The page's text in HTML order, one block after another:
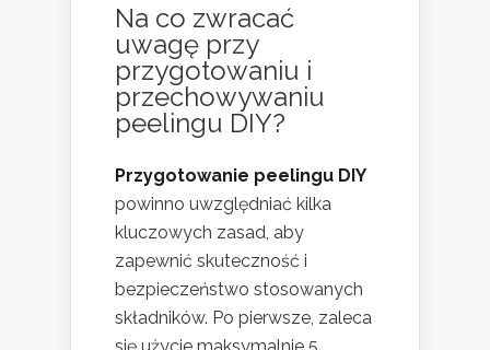
Na co zwracać
uwagę przy
przygotowaniu i
przechowywaniu
peelingu DIY?
Przygotowanie peelingu DIY
powinno uwzględniać kilka
kluczowych zasad, aby
zapewnić skuteczność i
bezpieczeństwo stosowanych
składników. Po pierwsze, zaleca